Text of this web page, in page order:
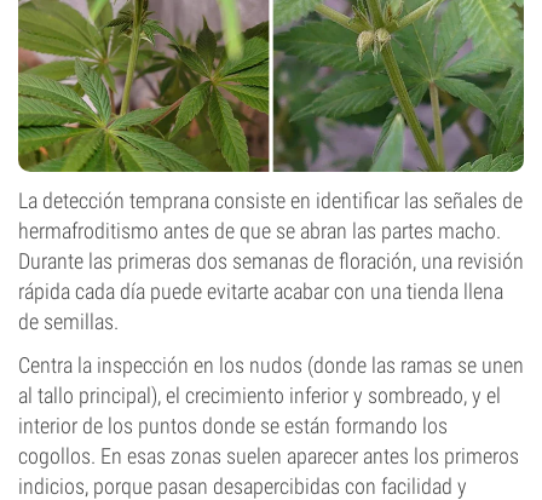
La detección temprana consiste en identificar las señales de
hermafroditismo antes de que se abran las partes macho.
Durante las primeras dos semanas de floración, una revisión
rápida cada día puede evitarte acabar con una tienda llena
de semillas.
Centra la inspección en los nudos (donde las ramas se unen
al tallo principal), el crecimiento inferior y sombreado, y el
interior de los puntos donde se están formando los
cogollos. En esas zonas suelen aparecer antes los primeros
indicios, porque pasan desapercibidas con facilidad y